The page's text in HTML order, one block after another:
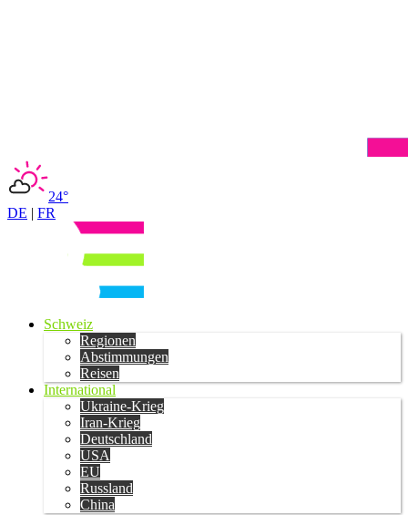
24°
DE | FR
Schweiz
Regionen
Abstimmungen
Reisen
International
Ukraine-Krieg
Iran-Krieg
Deutschland
USA
EU
Russland
China